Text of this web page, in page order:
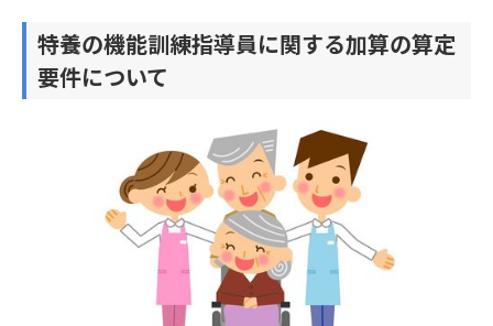
特養の機能訓練指導員に関する加算の算定
要件について